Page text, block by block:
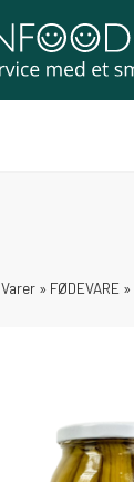
Varer » FØDEVARE »